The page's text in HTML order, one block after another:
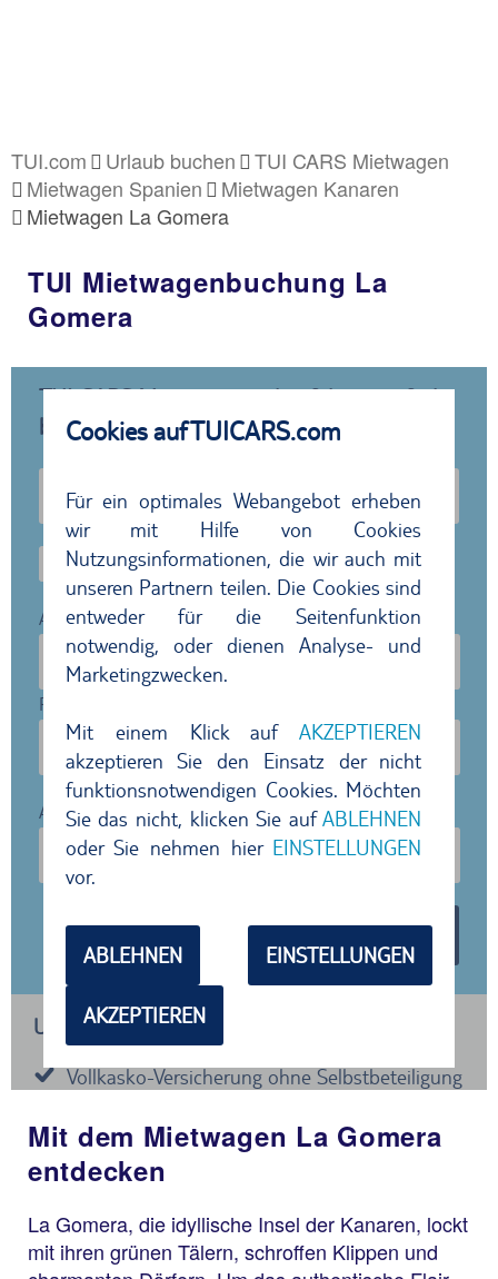
TUI.com Urlaub buchen
TUI CARS Mietwagen
Mietwagen Spanien
Mietwagen Kanaren
Mietwagen La Gomera
TUI Mietwagenbuchung La
Gomera
Mit dem Mietwagen La Gomera
entdecken
La Gomera, die idyllische Insel der Kanaren, lockt
mit ihren grünen Tälern, schroffen Klippen und